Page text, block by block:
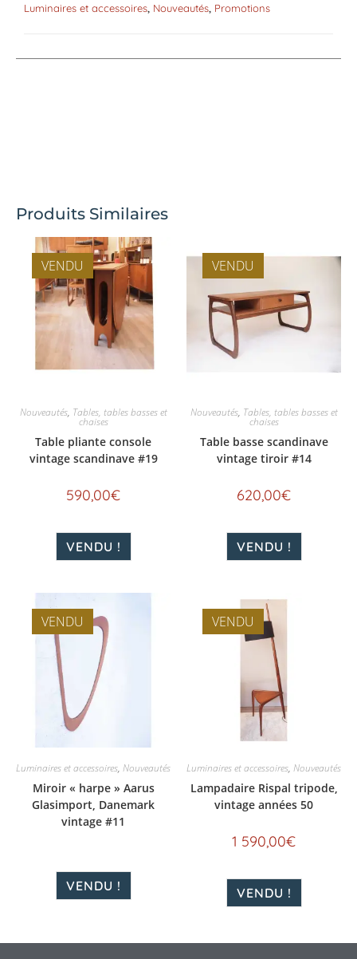
Produits Similaires
VENDU
Nouveautés, Tables, tables basses et
chaises
Table pliante console
vintage scandinave #19
590,00€
VENDU !
VENDU
Nouveautés, Tables, tables basses et
chaises
Table basse scandinave
vintage tiroir #14
620,00€
VENDU !
VENDU
Luminaires et accessoires, Nouveautés
Miroir « harpe » Aarus
Glasimport, Danemark
vintage #11
VENDU !
VENDU
Luminaires et accessoires, Nouveautés
Lampadaire Rispal tripode,
vintage années 50
1 590,00€
VENDU !
Luminaires et accessoires, Nouveautés, Promotions